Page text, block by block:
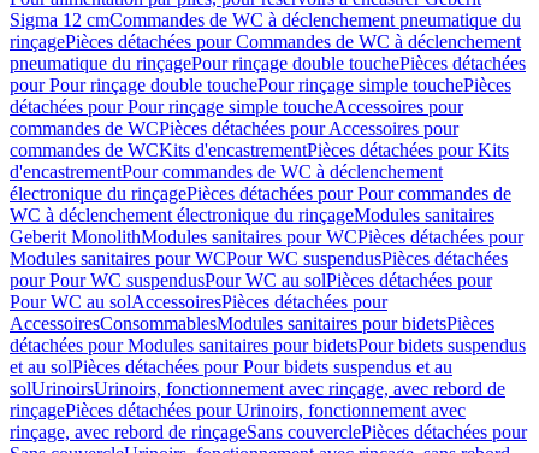
Sigma 12 cmCommandes de WC à déclenchement pneumatique du
rinçagePièces détachées pour Commandes de WC à déclenchement
pneumatique du rinçagePour rinçage double touchePièces détachées
pour Pour rinçage double touchePour rinçage simple touchePièces
détachées pour Pour rinçage simple toucheAccessoires pour
commandes de WCPièces détachées pour Accessoires pour
commandes de WCKits d'encastrementPièces détachées pour Kits
d'encastrementPour commandes de WC à déclenchement
électronique du rinçagePièces détachées pour Pour commandes de
WC à déclenchement électronique du rinçageModules sanitaires
Geberit MonolithModules sanitaires pour WCPièces détachées pour
Modules sanitaires pour WCPour WC suspendusPièces détachées
pour Pour WC suspendusPour WC au solPièces détachées pour
Pour WC au solAccessoiresPièces détachées pour
AccessoiresConsommablesModules sanitaires pour bidetsPièces
détachées pour Modules sanitaires pour bidetsPour bidets suspendus
et au solPièces détachées pour Pour bidets suspendus et au
solUrinoirsUrinoirs, fonctionnement avec rinçage, avec rebord de
rinçagePièces détachées pour Urinoirs, fonctionnement avec
rinçage, avec rebord de rinçageSans couverclePièces détachées pour